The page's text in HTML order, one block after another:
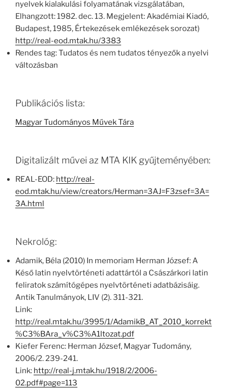
nyelvek kialakulási folyamatának vizsgálatában,
Elhangzott: 1982. dec. 13. Megjelent: Akadémiai Kiadó,
Budapest, 1985, Értekezések emlékezések sorozat)
http://real-eod.mtak.hu/3383
Rendes tag: Tu­datos és nem tudatos tényezők a nyelvi
változásban
Publikációs lista:
Magyar Tudományos Művek Tára
Digitalizált művei az MTA KIK gyűjteményében:
REAL-EOD: http://real-
eod.mtak.hu/view/creators/Herman=3AJ=F3zsef=3A=
3A.html
Nekrológ:
Adamik, Béla (2010) In memoriam Herman József: A
Késő latin nyelvtörténeti adattártól a Császárkori latin
feliratok számítógépes nyelvtörténeti adatbázisáig.
Antik Tanulmányok, LIV (2). 311-321.
Link:
http://real.mtak.hu/3995/1/AdamikB_AT_2010_korrekt
%C3%BAra_v%C3%A1ltozat.pdf
Kiefer Ferenc: Herman József, Magyar Tudomány,
2006/2. 239-241.
Link: http://real-j.mtak.hu/1918/2/2006-
02.pdf#page=113